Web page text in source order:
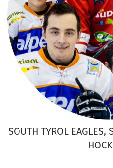
SOUTH TYROL EAGLES,